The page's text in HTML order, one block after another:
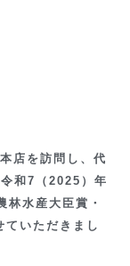
店を訪問し、代
和7（2025）年
水産大臣賞・
ていただきまし